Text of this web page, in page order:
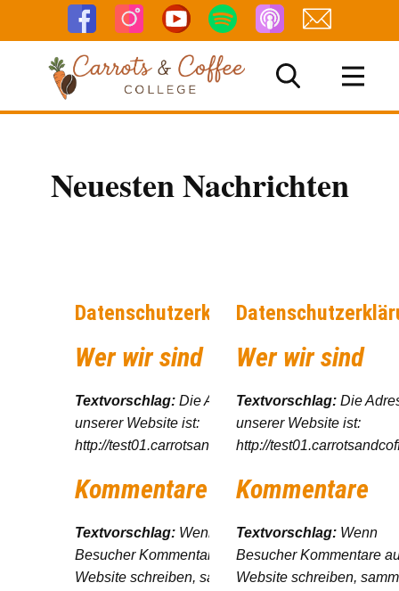
Neuesten Nachrichten
Datenschutzerklärung
Wer wir sind
Textvorschlag: Die Adresse
unserer Website ist:
http://test01.carrotsandcoffee.de.
Kommentare
Textvorschlag: Wenn
Besucher Kommentare auf der
Website schreiben, sammeln
Wer wir sind
Textvorschlag: Die
unserer Website ist:
http://
Kommentare
Textvorschlag: Wenn
Besucher Kommentare
Website schreiben,